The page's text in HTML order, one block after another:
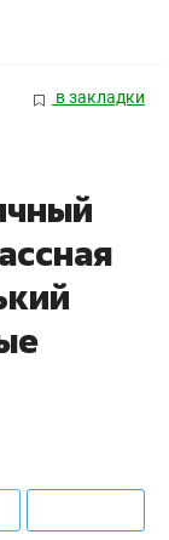
в закладки